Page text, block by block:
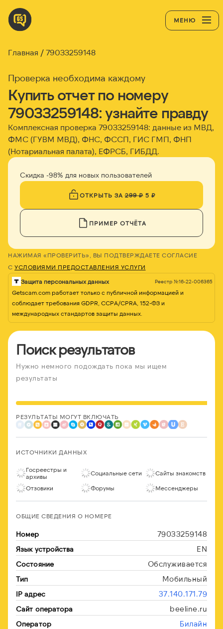
МЕНЮ
Главная 79033259148
Проверка необходима каждому
Купить отчет по номеру
79033259148: узнайте правду
Комплексная проверка 79033259148: данные из МВД,
ФМС (ГУВМ МВД), ФНС, ФССП, ГИС ГМП, ФНП
(Нотариальная палата), ЕФРСБ, ГИБДД.
Скидка -98% для новых пользователей
ОТКРЫТЬ ЗА299 ₽5 ₽
ПРИМЕР ОТЧЁТА
НАЖИМАЯ «ПРОВЕРИТЬ», ВЫ ПОДТВЕРЖДАЕТЕ СОГЛАСИЕ
С УСЛОВИЯМИ ПРЕДОСТАВЛЕНИЯ УСЛУГИ
Защита персональных данных Реестр №16-22-006365
Getscam.com работает только с публичной информацией и
соблюдает требования GDPR, CCPA/CPRA, 152-ФЗ и
международных стандартов защиты данных.
Поиск результатов
Нужно немного подождать пока мы ищем
результаты
РЕЗУЛЬТАТЫ МОГУТ ВКЛЮЧАТЬ
ИСТОЧНИКИ ДАННЫХ
Госреестры и
архивы
Социальные сети Сайты знакомств
Отзовики Форумы Мессенджеры
ОБЩИЕ СВЕДЕНИЯ О НОМЕРЕ
Номер 79033259148
Язык устройства EN
Состояние Обслуживается
Тип Мобильный
IP адрес 37.140.171.79
Сайт оператора beeline.ru
Оператор Билайн